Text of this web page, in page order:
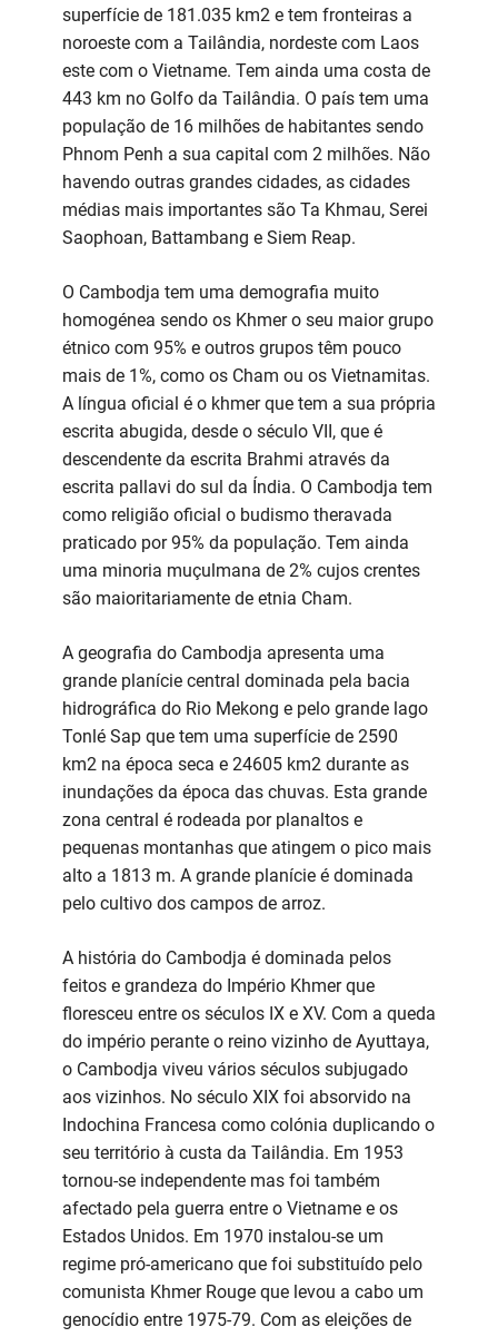
superfície de 181.035 km2 e tem fronteiras a
noroeste com a Tailândia, nordeste com Laos
este com o Vietname. Tem ainda uma costa de
443 km no Golfo da Tailândia. O país tem uma
população de 16 milhões de habitantes sendo
Phnom Penh a sua capital com 2 milhões. Não
havendo outras grandes cidades, as cidades
médias mais importantes são Ta Khmau, Serei
Saophoan, Battambang e Siem Reap.
O Cambodja tem uma demografia muito
homogénea sendo os Khmer o seu maior grupo
étnico com 95% e outros grupos têm pouco
mais de 1%, como os Cham ou os Vietnamitas.
A língua oficial é o khmer que tem a sua própria
escrita abugida, desde o século VII, que é
descendente da escrita Brahmi através da
escrita pallavi do sul da Índia. O Cambodja tem
como religião oficial o budismo theravada
praticado por 95% da população. Tem ainda
uma minoria muçulmana de 2% cujos crentes
são maioritariamente de etnia Cham.
A geografia do Cambodja apresenta uma
grande planície central dominada pela bacia
hidrográfica do Rio Mekong e pelo grande lago
Tonlé Sap que tem uma superfície de 2590
km2 na época seca e 24605 km2 durante as
inundações da época das chuvas. Esta grande
zona central é rodeada por planaltos e
pequenas montanhas que atingem o pico mais
alto a 1813 m. A grande planície é dominada
pelo cultivo dos campos de arroz.
A história do Cambodja é dominada pelos
feitos e grandeza do Império Khmer que
floresceu entre os séculos IX e XV. Com a queda
do império perante o reino vizinho de Ayuttaya,
o Cambodja viveu vários séculos subjugado
aos vizinhos. No século XIX foi absorvido na
Indochina Francesa como colónia duplicando o
seu território à custa da Tailândia. Em 1953
tornou-se independente mas foi também
afectado pela guerra entre o Vietname e os
Estados Unidos. Em 1970 instalou-se um
regime pró-americano que foi substituído pelo
comunista Khmer Rouge que levou a cabo um
genocídio entre 1975-79. Com as eleições de